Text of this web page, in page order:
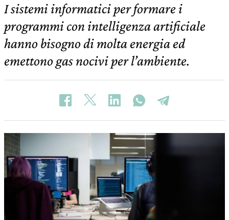
I sistemi informatici per formare i
programmi con intelligenza artificiale
hanno bisogno di molta energia ed
emettono gas nocivi per l’ambiente.